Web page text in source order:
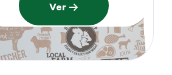
Ver →